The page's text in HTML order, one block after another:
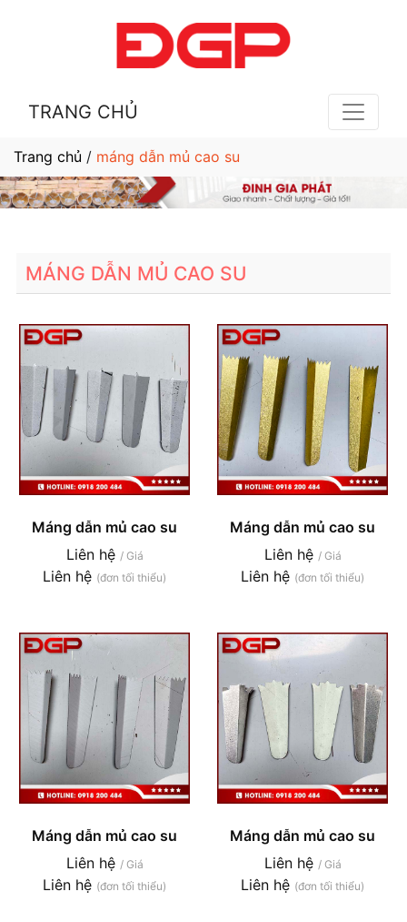
TRANG CHỦ
Trang chủ / máng dẫn mủ cao su
MÁNG DẪN MỦ CAO SU
Máng dẫn mủ cao su
Liên hệ / Giá
Liên hệ (đơn tối thiểu)
Máng dẫn mủ cao su
Liên hệ / Giá
Liên hệ (đơn tối thiểu)
Máng dẫn mủ cao su
Liên hệ / Giá
Liên hệ (đơn tối thiểu)
Máng dẫn mủ cao su
Liên hệ / Giá
Liên hệ (đơn tối thiểu)